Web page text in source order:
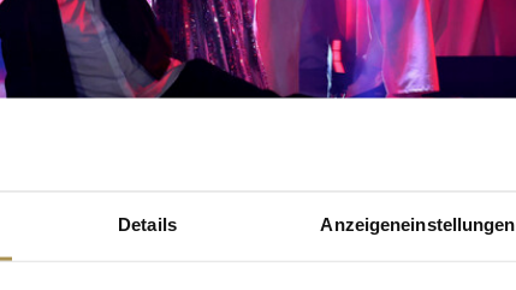
Details Anzeigeneinstellungen